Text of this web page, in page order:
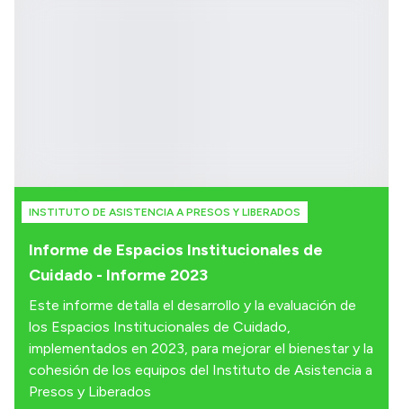
Informe de Espacios Institucionales de
Cuidado - Informe 2023
INSTITUTO DE ASISTENCIA A PRESOS Y LIBERADOS
Este informe detalla el desarrollo y la evaluación de
los Espacios Institucionales de Cuidado,
implementados en 2023, para mejorar el bienestar y la
cohesión de los equipos del Instituto de Asistencia a
Presos y Liberados